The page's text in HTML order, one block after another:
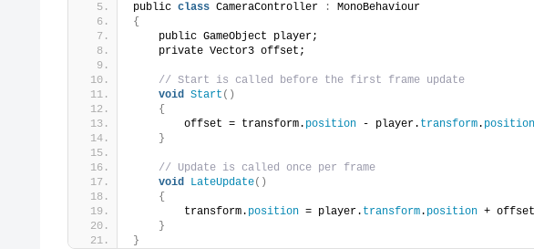
public class CameraController :
MonoBehaviour
{
    public GameObject player;
    private Vector3 offset;
// Start is called before the first frame update
void Start ()
{
        offset = transform.
position - player. transform. position
}
// Update is called once per frame
void LateUpdate()
{
        transform.
position = player. transform. position +
}
}